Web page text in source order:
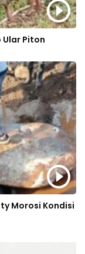
Piton
Morosi Kondisi